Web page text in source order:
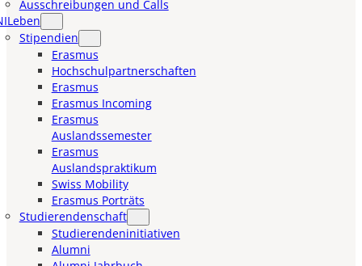
Ausschreibungen und Calls
Stipendien
Erasmus
Hochschulpartnerschaften
Erasmus
Erasmus Incoming
Erasmus
Auslandssemester
Erasmus
Auslandspraktikum
Swiss Mobility
Erasmus Porträts
Studierendenschaft
Studierendeninitiativen
Alumni